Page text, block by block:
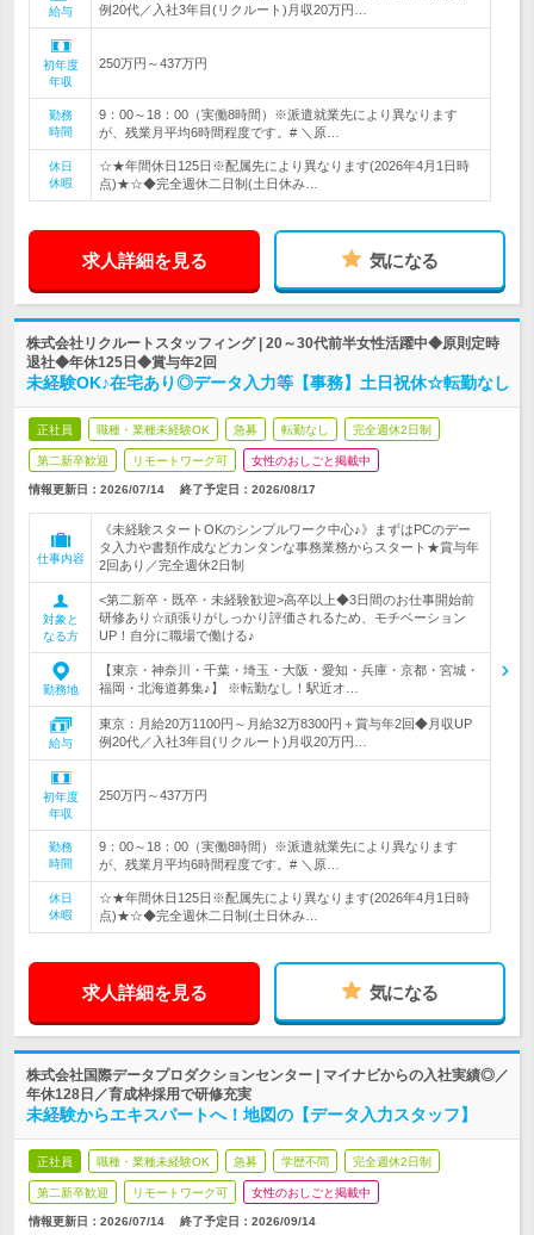
給与
例20代／入社3年目(リクルート)月収20万円…
初年度
年収
250万円～437万円
勤務
時間
9：00～18：00（実働8時間）※派遣就業先により異なります
が、残業月平均6時間程度です。# ＼原…
休日
休暇
☆★年間休日125日※配属先により異なります(2026年4月1日時
点)★☆◆完全週休二日制(土日休み…
求人詳細を見る 気になる
株式会社リクルートスタッフィング | 20～30代前半女性活躍中◆原則定時
退社◆年休125日◆賞与年2回
未経験OK♪在宅あり◎データ入力等【事務】土日祝休☆転勤なし
正社員 職種・業種未経験OK 急募 転勤なし 完全週休2日制
第二新卒歓迎 リモートワーク可 女性のおしごと掲載中
情報更新日：2026/07/14 終了予定日： 2026/08/17
仕事内容
《未経験スタートOKのシンプルワーク中心♪》まずはPCのデー
タ入力や書類作成などカンタンな事務業務からスタート★賞与年
2回あり／完全週休2日制
対象と
なる方
<第二新卒・既卒・未経験歓迎>高卒以上◆3日間のお仕事開始前
研修あり☆頑張りがしっかり評価されるため、モチベーション
UP！自分に職場で働ける♪
勤務地
【東京・神奈川・千葉・埼玉・大阪・愛知・兵庫・京都・宮城・
福岡・北海道募集♪】 ※転勤なし！駅近オ…
給与
東京：月給20万1100円～月給32万8300円＋賞与年2回◆月収UP
例20代／入社3年目(リクルート)月収20万円…
初年度
年収
250万円～437万円
勤務
時間
9：00～18：00（実働8時間）※派遣就業先により異なります
が、残業月平均6時間程度です。# ＼原…
休日
休暇
☆★年間休日125日※配属先により異なります(2026年4月1日時
点)★☆◆完全週休二日制(土日休み…
求人詳細を見る 気になる
株式会社国際データプロダクションセンター | マイナビからの入社実績◎／
年休128日／育成枠採用で研修充実
未経験からエキスパートへ！地図の【データ入力スタッフ】
正社員 職種・業種未経験OK 急募 学歴不問 完全週休2日制
第二新卒歓迎 リモートワーク可 女性のおしごと掲載中
情報更新日：2026/07/14 終了予定日： 2026/09/14